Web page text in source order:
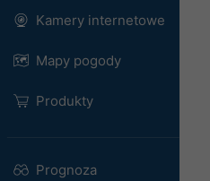
Kamery internetowe
Mapy pogody
Produkty
Prognoza